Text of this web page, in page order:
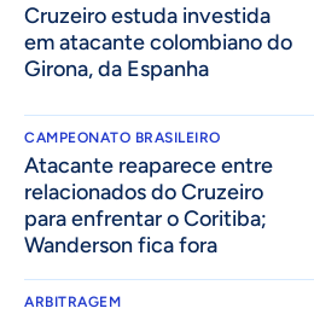
Cruzeiro estuda investida
em atacante colombiano do
Girona, da Espanha
CAMPEONATO BRASILEIRO
Atacante reaparece entre
relacionados do Cruzeiro
para enfrentar o Coritiba;
Wanderson fica fora
ARBITRAGEM